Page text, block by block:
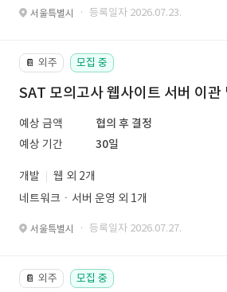
서울특별시 · 등록일자 2026.07.23.
📔 외주 모집 중
SAT 모의고사 웹사이트 서버 이관
예상 금액
협의 후 결정
예상 기간
30일
개발
웹 외 2개
네트워크ㆍ서버 운영 외 1개
서울특별시 · 등록일자 2026.07.27.
📔 외주 모집 중